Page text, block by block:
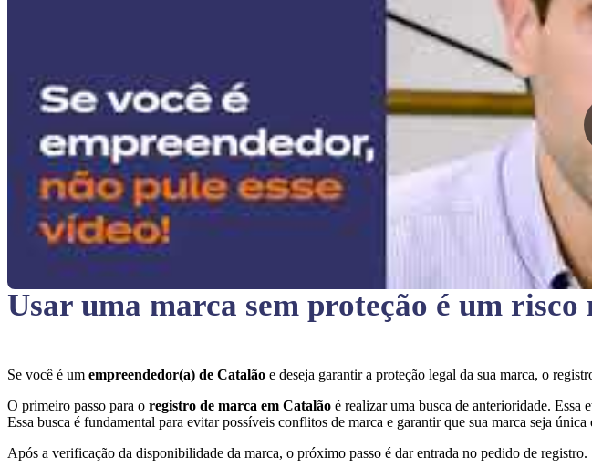
Usar uma marca sem proteção é um risco
Se você é um empreendedor(a) de Catalão e deseja garantir a proteção legal da sua marca, o
O primeiro passo para o registro de marca em Catalão é realizar uma busca de anterioridade.
Essa busca é fundamental para evitar possíveis conflitos de marca e garantir que sua marca seja única
Após a verificação da disponibilidade da marca, o próximo passo é dar entrada no pedido de registro.